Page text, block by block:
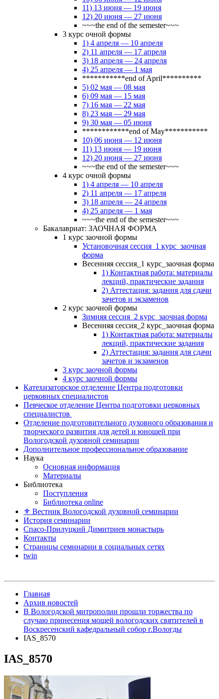
11) 13 июня — 19 июня
12) 20 июня — 27 июня
~~~the end of the semester~~~
3 курс очной формы
1) 4 апреля — 10 апреля
2) 11 апреля — 17 апреля
3) 18 апреля — 24 апреля
4) 25 апреля — 1 мая
***********end of April**********
5) 02 мая — 08 мая
6) 09 мая — 15 мая
7) 16 мая — 22 мая
8) 23 мая — 29 мая
9) 30 мая — 05 июня
************end of May***********
10) 06 июня — 12 июня
11) 13 июня — 19 июня
12) 20 июня — 27 июня
~~~the end of the semester~~~
4 курс очной формы
1) 4 апреля — 10 апреля
2) 11 апреля — 17 апреля
3) 18 апреля — 24 апреля
4) 25 апреля — 1 мая
~~~the end of the semester~~~
Бакалавриат: ЗАОЧНАЯ ФОРМА
1 курс заочной формы
Установочная сессия_1 курс_заочная
форма
Весенняя сессия_1 курс_заочная форма
1) Контактная работа: материалы
лекций, практические задания
2) Аттестация: задания для сдачи
зачетов и экзаменов
2 курс заочной формы
Зимняя сессия_2 курс_заочная форма
Весенняя сессия_2 курс_заочная форма
1) Контактная работа: материалы
лекций, практические задания
2) Аттестация: задания для сдачи
зачетов и экзаменов
3 курс заочной формы
4 курс заочной формы
Катехизаторское отделение Центра подготовки
церковных специалистов
Певческое отделение Центра подготовки церковных
специалистов
Отделение подготовительного духовного образования и
творческого развития для детей и юношей при
Вологодской духовной семинарии
Дополнительное профессиональное образование
Наука
Основная информация
Материалы
Библиотека
Поступления
Библиотека online
⚜ Вестник Вологодской духовной семинарии
История семинарии
Спасо-Прилуцкий Димитриев монастырь
Контакты
Страницы семинарии в социальных сетях
twin
Главная
Архив новостей
В Вологодской митрополии прошли торжества по
случаю принесения мощей вологодских святителей в
Воскресенский кафедральный собор г.Вологды
IAS_8570
IAS_8570